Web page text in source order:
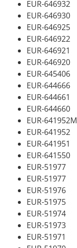
EUR-646932
EUR-646930
EUR-646925
EUR-646922
EUR-646921
EUR-646920
EUR-645406
EUR-644666
EUR-644661
EUR-644660
EUR-641952M
EUR-641952
EUR-641951
EUR-641550
EUR-51977
EUR-51977
EUR-51976
EUR-51975
EUR-51974
EUR-51973
EUR-51971